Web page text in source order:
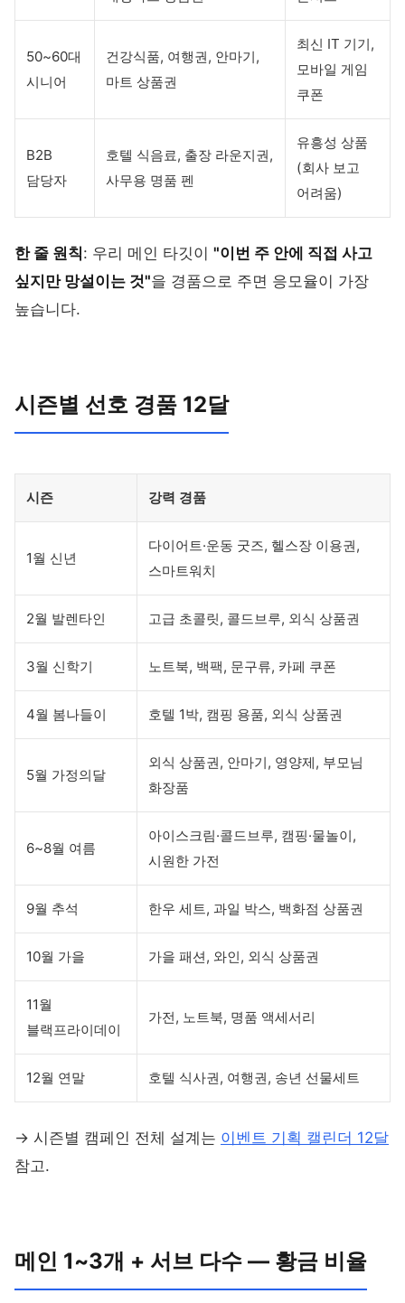
50~60대
시니어
건강식품, 여행권, 안마기,
마트 상품권
최신 IT 기기,
모바일 게임
쿠폰
B2B
담당자
호텔 식음료, 출장 라운지권,
사무용 명품 펜
유흥성 상품
(회사 보고
어려움)
한 줄 원칙: 우리 메인 타깃이 "이번 주 안에 직접 사고
싶지만 망설이는 것"을 경품으로 주면 응모율이 가장
높습니다.
시즌별 선호 경품 12달
시즌 강력 경품
1월 신년
다이어트·운동 굿즈, 헬스장 이용권,
스마트워치
2월 발렌타인 고급 초콜릿, 콜드브루, 외식 상품권
3월 신학기 노트북, 백팩, 문구류, 카페 쿠폰
4월 봄나들이 호텔 1박, 캠핑 용품, 외식 상품권
5월 가정의달
외식 상품권, 안마기, 영양제, 부모님
화장품
6~8월 여름
아이스크림·콜드브루, 캠핑·물놀이,
시원한 가전
9월 추석 한우 세트, 과일 박스, 백화점 상품권
10월 가을 가을 패션, 와인, 외식 상품권
11월
블랙프라이데이
가전, 노트북, 명품 액세서리
12월 연말 호텔 식사권, 여행권, 송년 선물세트
→ 시즌별 캠페인 전체 설계는 이벤트 기획 캘린더 12달
참고.
메인 1~3개 + 서브 다수 — 황금 비율